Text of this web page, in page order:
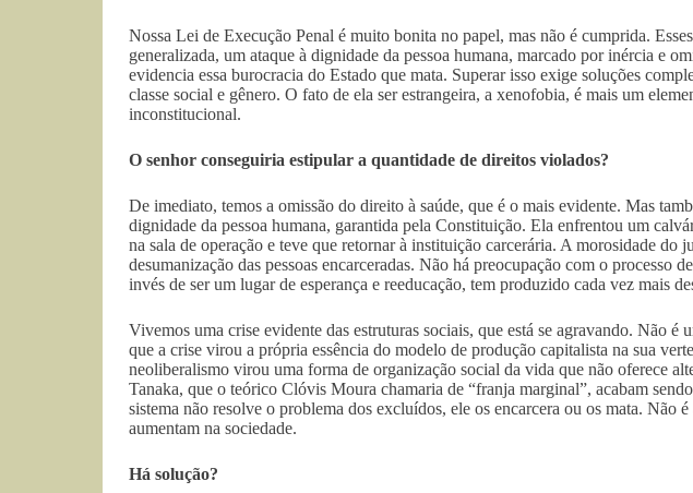
Nossa Lei de Execução Penal é muito bonita no papel, mas não é cumprida.
generalizada, um ataque à dignidade da pessoa humana, marcado por inércia e
evidencia essa burocracia do Estado que mata. Superar isso exige soluções
classe social e gênero. O fato de ela ser estrangeira, a xenofobia, é mais um
inconstitucional.
O senhor conseguiria estipular a quantidade de direitos violados?
De imediato, temos a omissão do direito à saúde, que é o mais evidente. Mas
dignidade da pessoa humana, garantida pela Constituição. Ela enfrentou um
na sala de operação e teve que retornar à instituição carcerária. A morosidade do
desumanização das pessoas encarceradas. Não há preocupação com o processo
invés de ser um lugar de esperança e reeducação, tem produzido cada vez mais
Vivemos uma crise evidente das estruturas sociais, que está se agravando. Não é
que a crise virou a própria essência do modelo de produção capitalista na sua
neoliberalismo virou uma forma de organização social da vida que não oferece
Tanaka, que o teórico Clóvis Moura chamaria de “franja marginal”, acabam
sistema não resolve o problema dos excluídos, ele os encarcera ou os mata. Não
aumentam na sociedade.
Há solução?